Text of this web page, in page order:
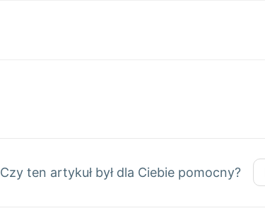
Czy ten artykuł był dla Ciebie pomocny?